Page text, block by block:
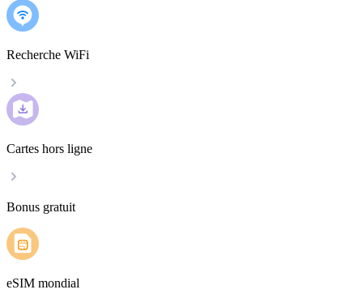
Recherche WiFi
Cartes hors ligne
Bonus gratuit
eSIM mondial